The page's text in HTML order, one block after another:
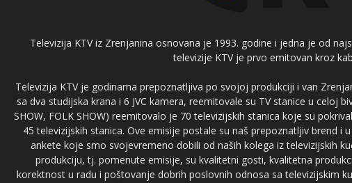
Televizija KTV iz Zrenjanina osnovana je 1993. godine i jedna je od
televizije KTV je prvo emitovan kroz
Televizija KTV je godinama prepoznatljiva po svojoj produkciji i van
sa dva studijska krana i 6 JVC kamera, reemitovale su TV stanice u celoj
SHOW, FOLK SHOW) reemitovalo je 70 televizijskih stanica koje su
45 televizijskih stanica. Ove emisije postale su naš prepoznatljiv brend i
ankete koje smo svojevremeno dobili od naših kolega iz televizijskih
produkciju, tj. pomenute emisije, su kvalitetni gosti, kvalitetna
korektnost u radu i poštovanje dobrih poslovnih odnosa sa televizijskim